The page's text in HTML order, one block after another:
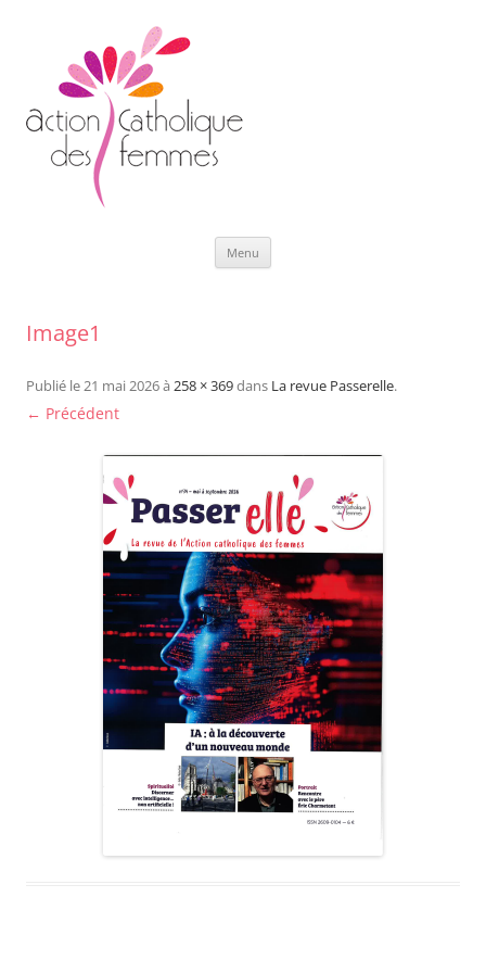
Menu
Image1
Publié le21 mai 2026à 258 × 369dans La revue Passerelle.
← Précédent